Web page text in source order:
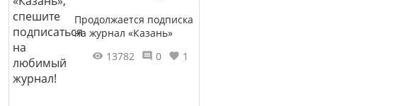
Продолжается подписка
на журнал «Казань»
13782
0 1